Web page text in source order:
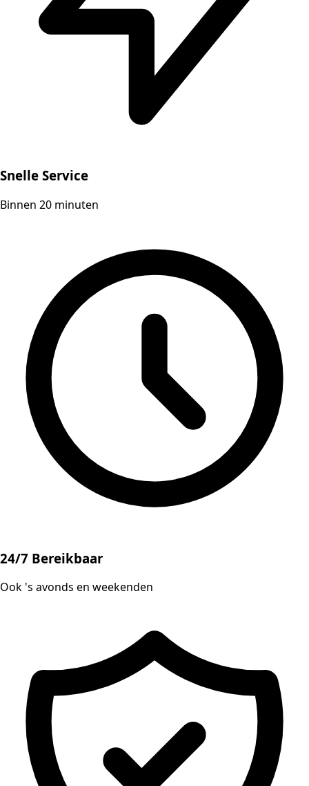
Snelle Service
Binnen 20 minuten
24/7 Bereikbaar
Ook 's avonds en weekenden